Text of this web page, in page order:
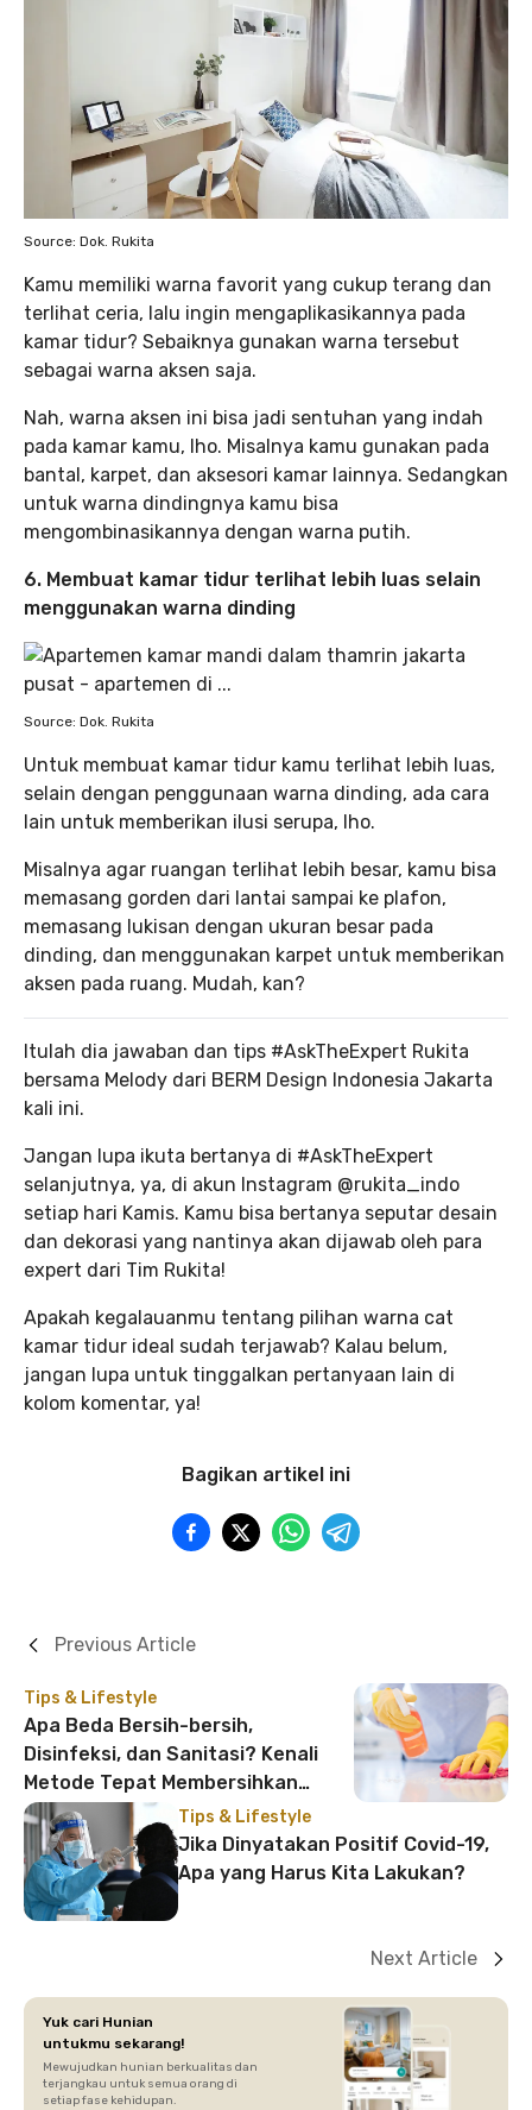
Source: Dok. Rukita
Kamu memiliki warna favorit yang cukup terang dan
terlihat ceria, lalu ingin mengaplikasikannya pada
kamar tidur? Sebaiknya gunakan warna tersebut
sebagai warna aksen saja.
Nah, warna aksen ini bisa jadi sentuhan yang indah
pada kamar kamu, lho. Misalnya kamu gunakan pada
bantal, karpet, dan aksesori kamar lainnya. Sedangkan
untuk warna dindingnya kamu bisa
mengombinasikannya dengan warna putih.
6. Membuat kamar tidur terlihat lebih luas selain
menggunakan warna dinding
Source: Dok. Rukita
Untuk membuat kamar tidur kamu terlihat lebih luas,
selain dengan penggunaan warna dinding, ada cara
lain untuk memberikan ilusi serupa, lho.
Misalnya agar ruangan terlihat lebih besar, kamu bisa
memasang gorden dari lantai sampai ke plafon,
memasang lukisan dengan ukuran besar pada
dinding, dan menggunakan karpet untuk memberikan
aksen pada ruang. Mudah, kan?
Itulah dia jawaban dan tips #AskTheExpert Rukita
bersama Melody dari BERM Design Indonesia Jakarta
kali ini.
Jangan lupa ikuta bertanya di #AskTheExpert
selanjutnya, ya, di akun Instagram @rukita_indo
setiap hari Kamis. Kamu bisa bertanya seputar desain
dan dekorasi yang nantinya akan dijawab oleh para
expert dari Tim Rukita!
Apakah kegalauanmu tentang pilihan warna cat
kamar tidur ideal sudah terjawab? Kalau belum,
jangan lupa untuk tinggalkan pertanyaan lain di
kolom komentar, ya!
Bagikan artikel ini
Tips & Lifestyle
Apa Beda Bersih-bersih,
Disinfeksi, dan Sanitasi? Kenali
Metode Tepat Membersihkan
Permukaan Benda dari Sars-Cov-2
Previous Article
Tips & Lifestyle
Jika Dinyatakan Positif Covid-19,
Apa yang Harus Kita Lakukan?
Next Article
Yuk cari Hunian
untukmu sekarang!
Mewujudkan hunian berkualitas dan
terjangkau untuk semua orang di
setiap fase kehidupan.